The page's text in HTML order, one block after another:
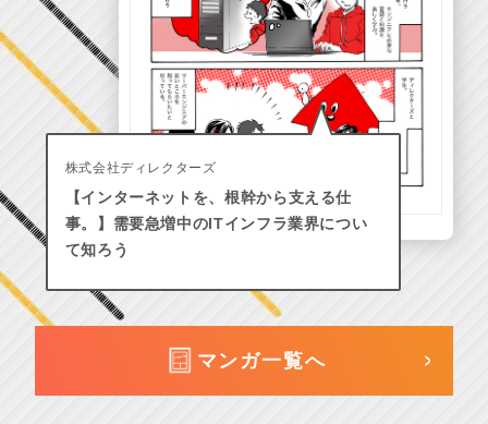
株式会社ディレクターズ
【インターネットを、根幹から支える仕
事。】需要急増中のITインフラ業界につい
て知ろう
マンガ一覧へ